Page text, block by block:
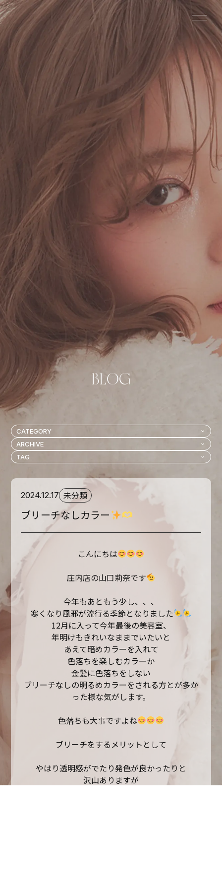
2024.12.17 未分類
ブリーチなしカラー
こんにちは
庄内店の山口莉奈です
今年もあともう少し、、、
寒くなり風邪が流行る季節となりました
12月に入って今年最後の美容室、
年明けもきれいなままでいたいと
あえて暗めカラーを入れて
色落ちを楽しむカラーか
金髪に色落ちをしない
ブリーチなしの明るめカラーをされる方とが多か
った様な気がします。
色落ちも大事ですよね
ブリーチをするメリットとして
やはり透明感がでたり発色が良かったりと
沢山ありますが